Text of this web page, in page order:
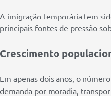
A imigração temporária tem
principais fontes de pressão
Crescimento
Em apenas dois anos, o
demanda por moradia,